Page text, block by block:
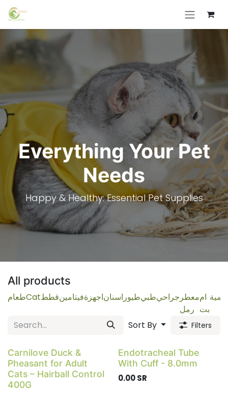
Skip to Content
Everything Your Pet
Needs
Happy & Healthy: Essential Pet Supplies
All products
طعامCatقططفيتاميناجهزةاسنان طيورطبيجراحي معطر
رمل
ام
بت
Sort By Filters
Sale
Carnilove Duck &
Pheasant for Adult
Cats – Hairball Control
400G
Endotracheal Tube
With Cuff - 8.0mm
0.00SR